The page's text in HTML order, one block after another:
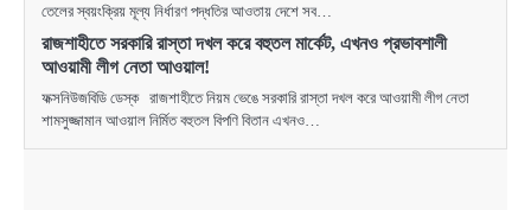
তেলের স্বয়ংক্রিয় মূল্য নির্ধারণ পদ্ধতির আওতায় দেশে সব…
রাজশাহীতে সরকারি রাস্তা দখল করে বহুতল মার্কেট, এখনও প্রভাবশালী
আওয়ামী লীগ নেতা আওয়াল!
ফক্সনিউজবিডি ডেস্ক রাজশাহীতে নিয়ম ভেঙে সরকারি রাস্তা দখল করে আওয়ামী লীগ নেতা
শামসুজ্জামান আওয়াল নির্মিত বহুতল বিপণি বিতান এখনও…